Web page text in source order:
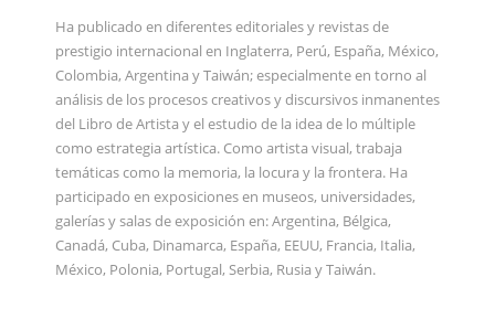
Ha publicado en diferentes editoriales y revistas de
prestigio internacional en Inglaterra, Perú, España, México,
Colombia, Argentina y Taiwán; especialmente en torno al
análisis de los procesos creativos y discursivos inmanentes
del Libro de Artista y el estudio de la idea de lo múltiple
como estrategia artística. Como artista visual, trabaja
temáticas como la memoria, la locura y la frontera. Ha
participado en exposiciones en museos, universidades,
galerías y salas de exposición en: Argentina, Bélgica,
Canadá, Cuba, Dinamarca, España, EEUU, Francia, Italia,
México, Polonia, Portugal, Serbia, Rusia y Taiwán.